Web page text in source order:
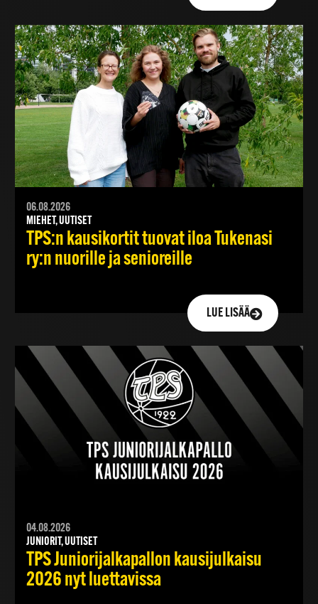
06.08.2026
MIEHET, UUTISET
TPS:n kausikortit tuovat iloa Tukenasi
ry:n nuorille ja senioreille
LUE LISÄÄ
04.08.2026
JUNIORIT, UUTISET
TPS Juniorijalkapallon kausijulkaisu
2026 nyt luettavissa